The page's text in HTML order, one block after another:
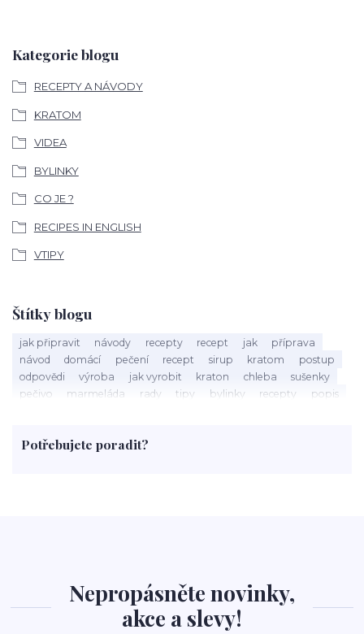
Kategorie blogu
RECEPTY A NÁVODY
KRATOM
VIDEA
BYLINKY
CO JE ?
RECIPES IN ENGLISH
VTIPY
Štítky blogu
jak připravit návody recepty recept jak
příprava
návod
domácí pečení recept sirup kratom
postup
odpovědi
výroba jak vyrobit kraton chleba
sušenky
pečivo
marmeláda rady tipy bylinky recepty
popis
rohlíky
grilování čaj
Potřebujete poradit?
Nepropásněte novinky,
akce a slevy!